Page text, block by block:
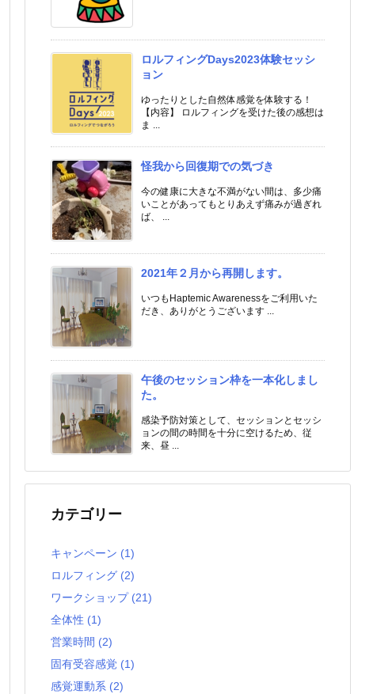
ロルフィングDays2023体験セッシ
ョン
ゆったりとした自然体感覚を体験する！
【内容】 ロルフィングを受けた後の感想は
ま ...
怪我から回復期での気づき
今の健康に大きな不満がない間は、多少痛
いことがあってもとりあえず痛みが過ぎれ
ば、 ...
2021年２月から再開します。
いつもHaptemic Awarenessをご利用いた
だき、ありがとうございます ...
午後のセッション枠を一本化しまし
た。
感染予防対策として、セッションとセッシ
ョンの間の時間を十分に空けるため、従
来、昼 ...
カテゴリー
キャンペーン (1)
ロルフィング (2)
ワークショップ (21)
全体性 (1)
営業時間 (2)
固有受容感覚 (1)
感覚運動系 (2)